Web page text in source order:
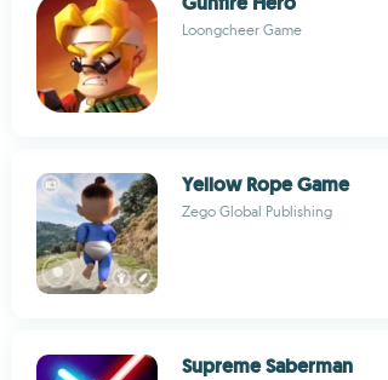
Loongcheer Game
Yellow Rope Game
Zego Global Publishing
Supreme Saberman